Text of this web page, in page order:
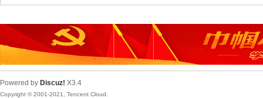
Powered by Discuz! X3.4
Copyright © 2001-2021, Tencent Cloud.